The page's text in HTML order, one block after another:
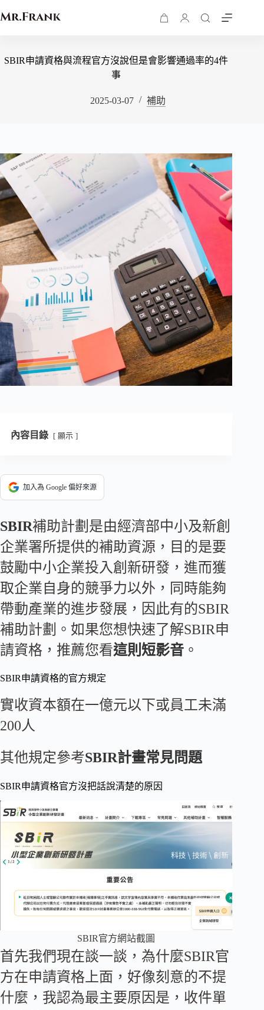
SBIR申請資格與流程官方沒說但是會影響通過率的4件
事
2025-03-07 補助
內容目錄 顯示
加入為 Google 偏好來源
SBIR補助計劃是由經濟部中小及新創
企業署所提供的補助資源，目的是要
鼓勵中小企業投入創新研發，進而獲
取企業自身的競爭力以外，同時能夠
帶動產業的進步發展，因此有的SBIR
補助計劃。如果您想快速了解SBIR申
請資格，推薦您看這則短影音 。
SBIR申請資格的官方規定
實收資本額在一億元以下或員工未滿
200人
其他規定參考SBIR計畫常見問題
SBIR申請資格官方沒把話說清楚的原因
SBIR官方網站截圖
首先我們現在談一談，為什麼SBIR官
方在申請資格上面，好像刻意的不提
什麼，我認為最主要原因是，收件單